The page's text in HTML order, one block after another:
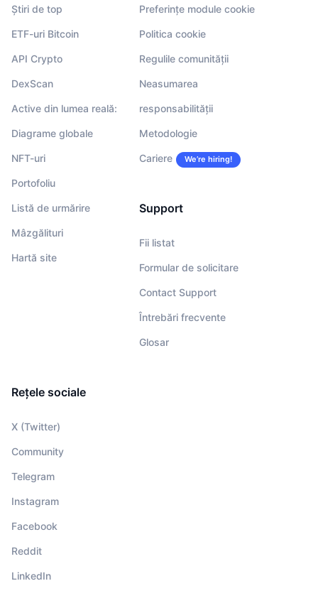
Știri de top
ETF-uri Bitcoin
API Crypto
DexScan
Active din lumea reală:
Diagrame globale
NFT-uri
Portofoliu
Listă de urmărire
Mâzgălituri
Hartă site
Preferințe module cookie
Politica cookie
Regulile comunității
Neasumarea
responsabilității
Metodologie
Cariere We’re hiring!
Support
Fii listat
Formular de solicitare
Contact Support
Întrebări frecvente
Glosar
Rețele sociale
X (Twitter)
Community
Telegram
Instagram
Facebook
Reddit
LinkedIn